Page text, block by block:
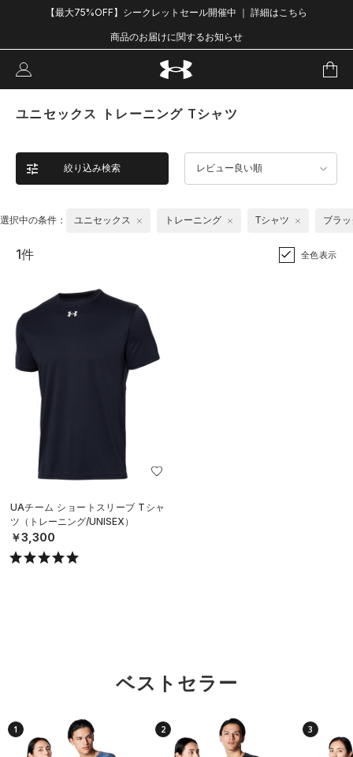
【最大75%OFF】シークレットセール開催中 ｜ 詳細はこちら
商品のお届けに関するお知らせ
ユニセックス トレーニング Tシャツ
絞り込み検索 レビュー良い順
選択中の条件： ユニセックス トレーニング Tシャツ ブラ
1件 全色表示
UAチーム ショートスリーブ Tシャ
ツ（トレーニング/UNISEX）
￥3,300
ベストセラー
1 2 3